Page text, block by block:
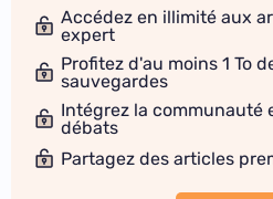
Accédez en illimité aux
expert
Profitez d'au moins 1 To
sauvegardes
Intégrez la communauté
débats
Partagez des articles